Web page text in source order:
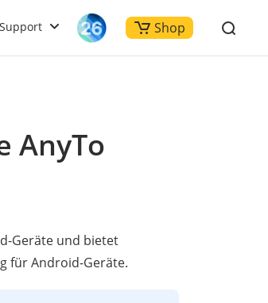
Support Shop
AnyTo
Geräte und bietet
für Android-Geräte.